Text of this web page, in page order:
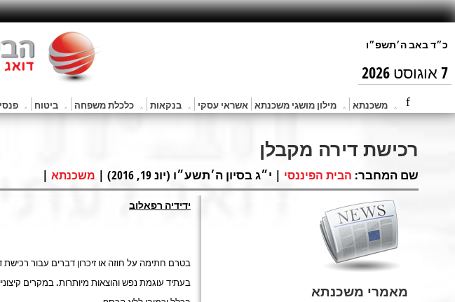
7 אוגוסט 2026
משכנתא מילון מושגי משכנתא אשראי עסקי בנקאות כלכלת משפחה ביטוח
רכישת דירה מקבלן
שם המחבר: הבית הפיננסי | י״ג בסיון ה׳תשע״ו (יונ 19, 2016) | משכנתא |
ידידיה רפאלוב
בטרם חתימה על חוזה או זיכרון דברים עבור
בעתיד עוגמת נפש והוצאות מיותרות. במקרים
מאמרי משכנתא